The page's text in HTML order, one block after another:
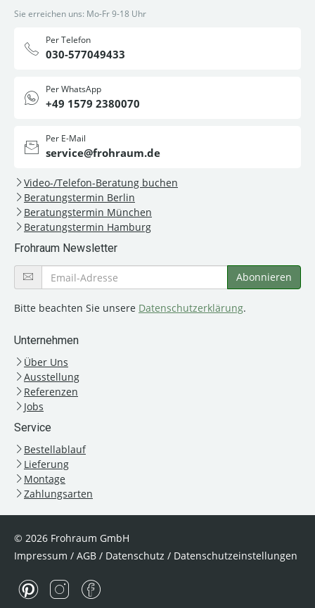
Sie erreichen uns: Mo-Fr 9-18 Uhr
Per Telefon
030-577049433
Per WhatsApp
+49 1579 2380070
Per E-Mail
service@frohraum.de
Video-/Telefon-Beratung buchen
Beratungstermin Berlin
Beratungstermin München
Beratungstermin Hamburg
Frohraum Newsletter
Bitte beachten Sie unsere Datenschutzerklärung.
Unternehmen
Über Uns
Ausstellung
Referenzen
Jobs
Service
Bestellablauf
Lieferung
Montage
Zahlungsarten
© 2026 Frohraum GmbH
Impressum / AGB / Datenschutz / Datenschutzeinstellungen